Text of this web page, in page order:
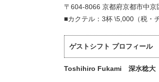
〒604-8066 京都府京都市中京
■カクテル：3杯 \5,000（税・
ゲストシフト プロフィール
Toshihiro Fukami 深水稔大